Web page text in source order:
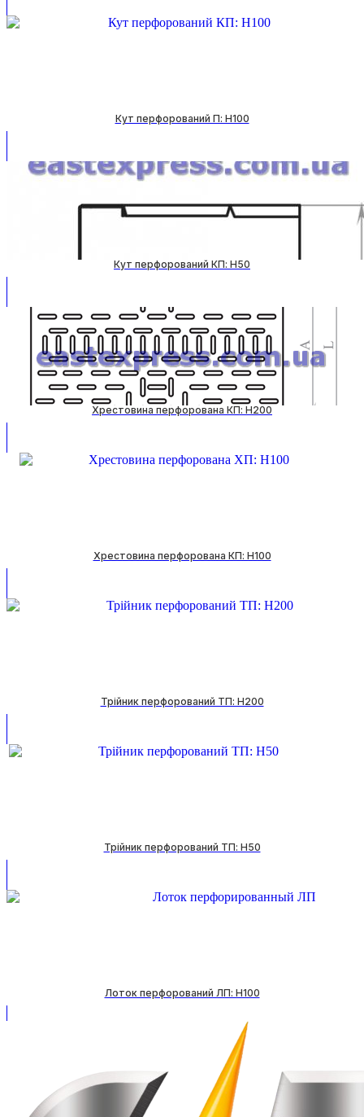
Кут перфорований П: H100
Кут перфорований КП: H50
Хрестовина перфорована КП: H200
Хрестовина перфорована КП: H100
Трійник перфорований ТП: H200
Трійник перфорований ТП: H50
Лоток перфорований ЛП: H100